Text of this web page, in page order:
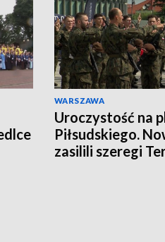
WARSZAWA
Uroczystość na
Piłsudskiego.
zasilili szeregi